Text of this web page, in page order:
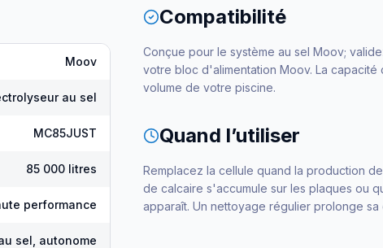
Moov
au sel
MC85JUST
85 000 litres
performance
sel, autonome
Compatibilité
Conçue pour le système au sel Moov;
votre bloc d'alimentation Moov. La
volume de votre piscine.
Quand l’utiliser
Remplacez la cellule quand la production
de calcaire s'accumule sur les plaques ou
apparaît. Un nettoyage régulier prolonge